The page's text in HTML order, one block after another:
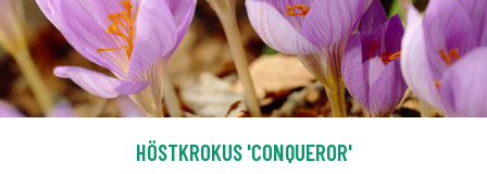
HÖSTKROKUS 'CONQUEROR'